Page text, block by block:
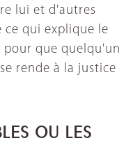
lui et d'autres
ce qui explique le
pour que quelqu'un
rende à la justice
OU LES